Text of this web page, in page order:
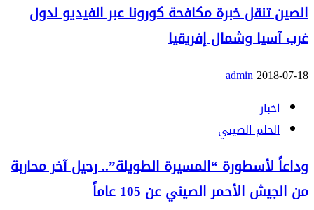
الصين تنقل خبرة مكافحة كورونا عبر الفيديو لدول
غرب آسيا وشمال إفريقيا
2018-07-18
admin
اخبار
الحلم الصيني
وداعاً لأسطورة “المسيرة الطويلة”.. رحيل آخر محاربة
من الجيش الأحمر الصيني عن 105 عاماً